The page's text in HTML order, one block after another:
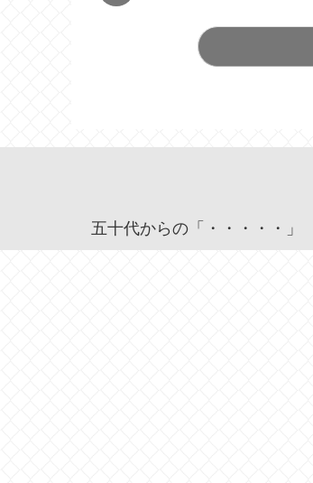
五十代からの「・・・・・」